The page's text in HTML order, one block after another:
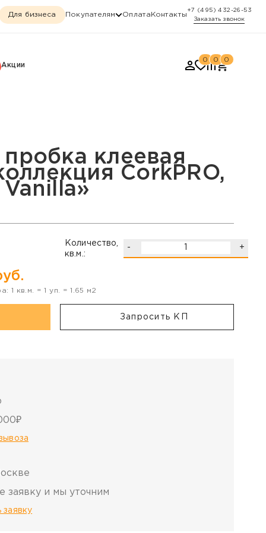
Для бизнеса Покупателям Оплата Контакты
+7 (495) 432-26-53
Заказать звонок
Акции
0 0 0
CorkPRO, «Comprido
клеевая
CorkPRO,
Количество,
кв.м.:
- +
1 кв.м. =1 уп. =1.65 м2
Запросить КП
заявку и мы уточним
заявку